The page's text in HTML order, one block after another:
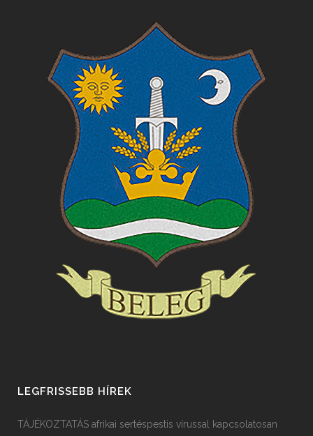
LEGFRISSEBB HÍREK
TÁJÉKOZTATÁS afrikai sertéspestis vírussal kapcsolatosan